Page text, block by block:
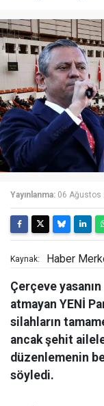
Yayınlanma: 06 Ağustos
Kaynak: Haber
Çerçeve
atmayan YENİ
silahların
ancak şehit
düzenlemenin
söyledi.